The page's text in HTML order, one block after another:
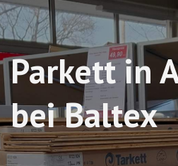
Parkett in
bei Baltex